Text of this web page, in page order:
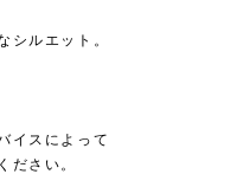
シルエット。
イスによって
ださい。